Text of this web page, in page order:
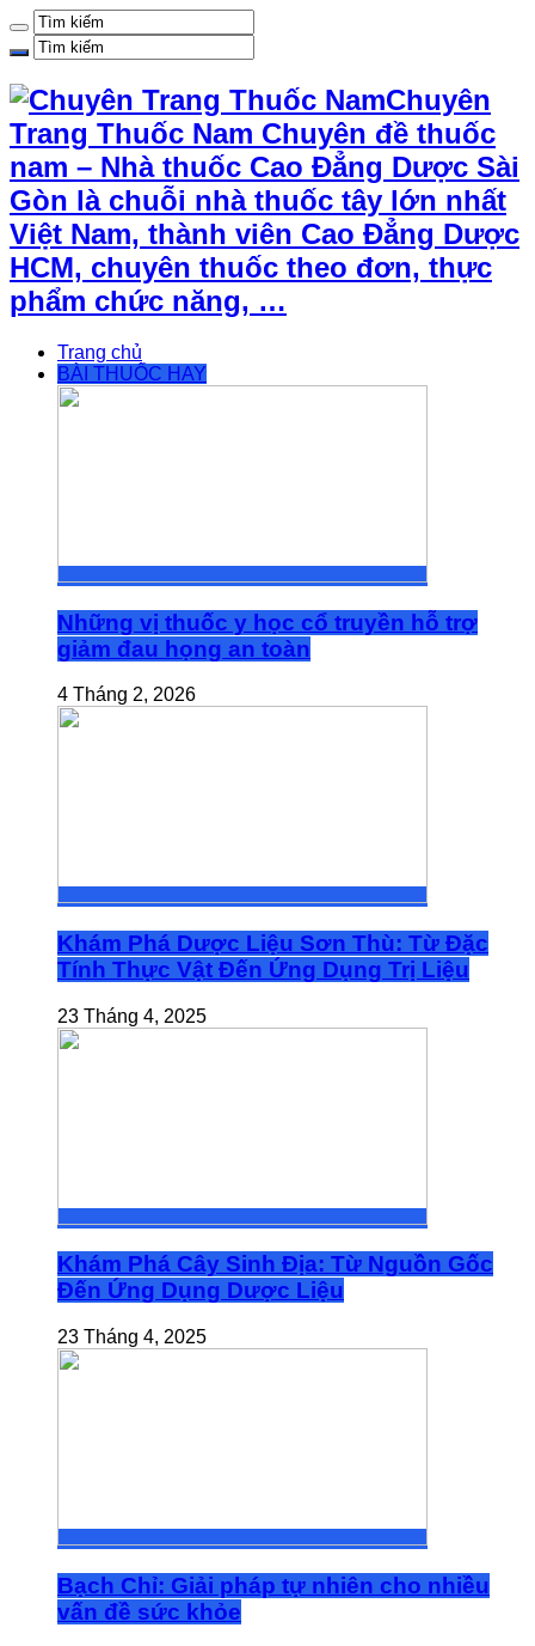
Chuyên
Trang Thuốc Nam Chuyên đề thuốc
nam – Nhà thuốc Cao Đẳng Dược Sài
Gòn là chuỗi nhà thuốc tây lớn nhất
Việt Nam, thành viên Cao Đẳng Dược
HCM, chuyên thuốc theo đơn, thực
phẩm chức năng, …
Trang chủ
BÀI THUỐC HAY
Những vị thuốc y học cổ truyền hỗ trợ
giảm đau họng an toàn
4 Tháng 2, 2026
Khám Phá Dược Liệu Sơn Thù: Từ Đặc
Tính Thực Vật Đến Ứng Dụng Trị Liệu
23 Tháng 4, 2025
Khám Phá Cây Sinh Địa: Từ Nguồn Gốc
Đến Ứng Dụng Dược Liệu
23 Tháng 4, 2025
Bạch Chỉ: Giải pháp tự nhiên cho nhiều
vấn đề sức khỏe